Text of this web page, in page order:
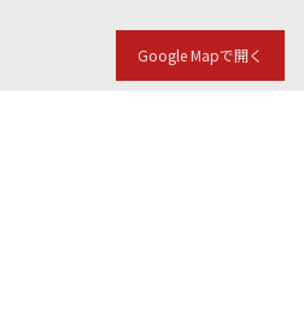
Google Mapで開く